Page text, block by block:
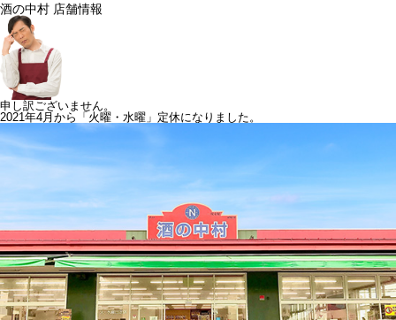
酒の中村 店舗情報
申し訳ございません。
2021年4月から「火曜・水曜」定休になりました。